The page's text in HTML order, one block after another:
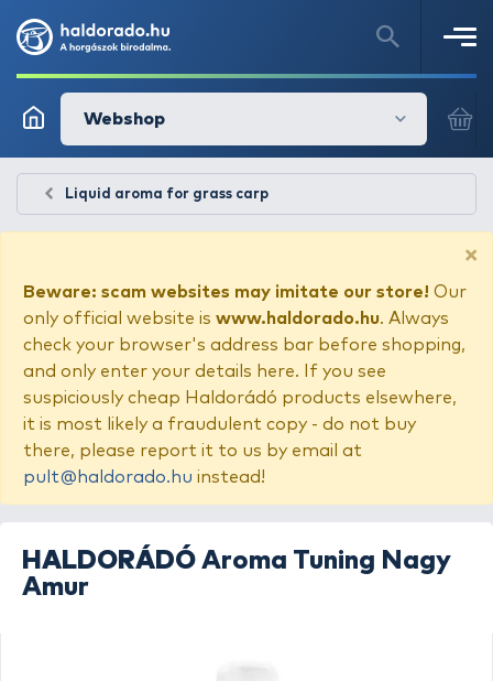
Webshop
Liquid aroma for grass carp
×
Beware: scam websites may imitate our store! Our
only official website is www.haldorado.hu. Always
check your browser's address bar before shopping,
and only enter your details here. If you see
suspiciously cheap Haldorádó products elsewhere,
it is most likely a fraudulent copy - do not buy
there, please report it to us by email at
pult@haldorado.hu instead!
HALDORÁDÓ Aroma Tuning Nagy
Amur